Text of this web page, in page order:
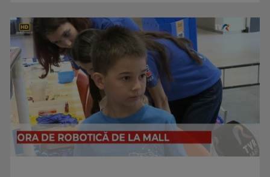
MARGA ANDREESCU
A început să lucreze la TVR Iaşi în 1998 în ...